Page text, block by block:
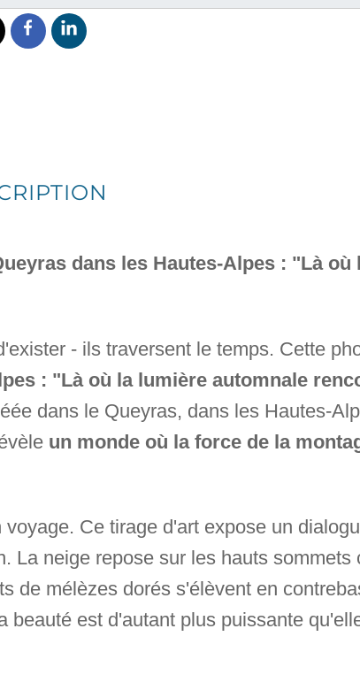
dans les Hautes-Alpes : "Là où
- ils traversent le temps. Cette
: "Là où la lumière automnale
dans le Queyras, dans les Hautes-
un monde où la force de la
Ce tirage d'art expose un
La neige repose sur les hauts sommets
de mélèzes dorés s'élèvent en
beauté est d'autant plus puissante